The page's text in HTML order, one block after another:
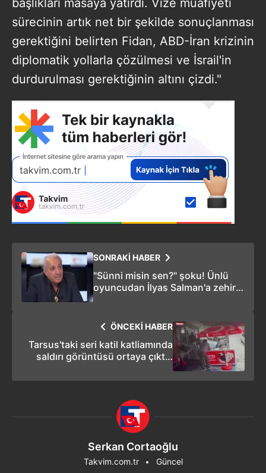
sürecinin artık net bir şekilde sonuçlanması
gerektiğini belirten Fidan, ABD-İran krizinin
diplomatik yollarla çözülmesi ve İsrail'in
durdurulması gerektiğinin altını çizdi."
SONRAKİ HABER
"Sünni misin sen?" şoku! Ünlü
oyuncudan İlyas Salman'a zehir
ÖNCEKİ HABER
Tarsus'taki seri katil katliamında
saldırı görüntüsü ortaya çıktı |
Serkan Cortaoğlu
Takvim.com.tr Güncel